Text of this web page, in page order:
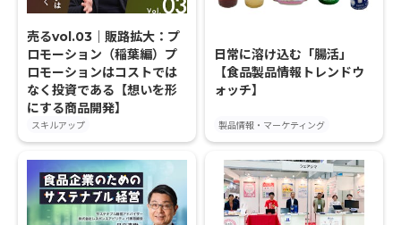
売るvol.03｜販路拡大：プ
ロモーション（稲葉編）プ
ロモーションはコストでは
なく投資である【想いを形
にする商品開発】
スキルアップ
日常に溶け込む「腸活」
【食品製品情報トレンドウ
ォッチ】
製品情報・マーケティング